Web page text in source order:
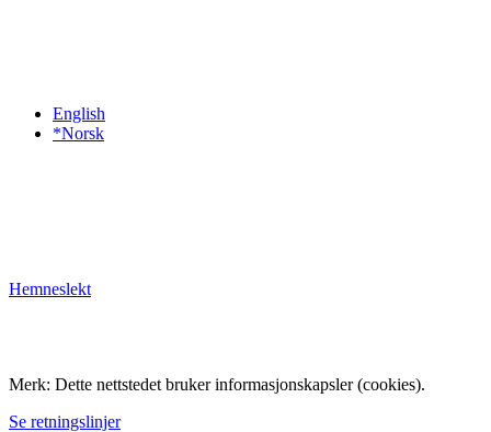
English
*Norsk
Hemneslekt
Merk: Dette nettstedet bruker informasjonskapsler (cookies).
Se retningslinjer